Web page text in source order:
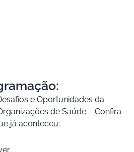
e Oportunidades da
de Saúde – Confira
já aconteceu: